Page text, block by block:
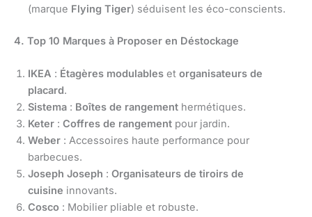
(marque Flying Tiger) séduisent les éco-conscients.
4. Top 10 Marques à Proposer en Déstockage
IKEA : Étagères modulables et organisateurs de
placard.
Sistema : Boîtes de rangement hermétiques.
Keter : Coffres de rangement pour jardin.
Weber : Accessoires haute performance pour
barbecues.
Joseph Joseph : Organisateurs de tiroirs de
cuisine innovants.
Cosco : Mobilier pliable et robuste.